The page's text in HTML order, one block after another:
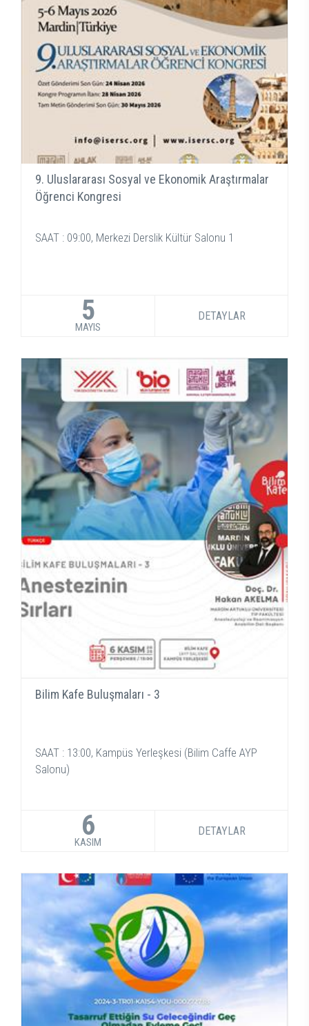
9. Uluslararası Sosyal ve Ekonomik Araştırmalar
Öğrenci Kongresi
SAAT : 09:00, Merkezi Derslik Kültür Salonu 1
5
MAYIS
DETAYLAR
Bilim Kafe Buluşmaları - 3
SAAT : 13:00, Kampüs Yerleşkesi (Bilim Caffe AYP
Salonu)
6
KASIM
DETAYLAR